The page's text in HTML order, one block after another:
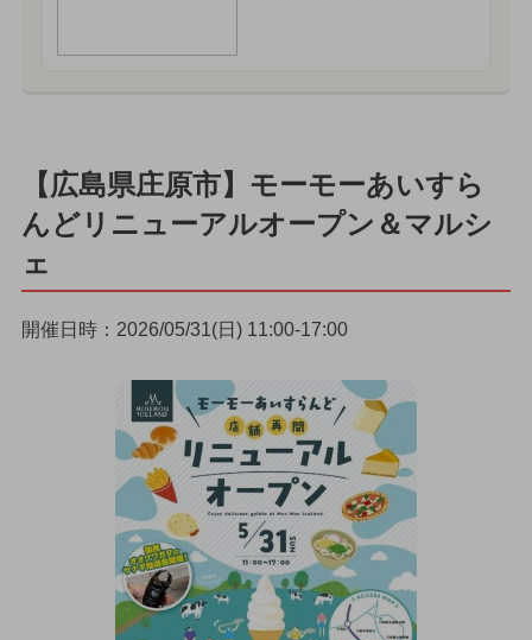
【広島県庄原市】モーモーあいすら
んどリニューアルオープン＆マルシ
ェ
開催日時：2026/05/31(日) 11:00-17:00